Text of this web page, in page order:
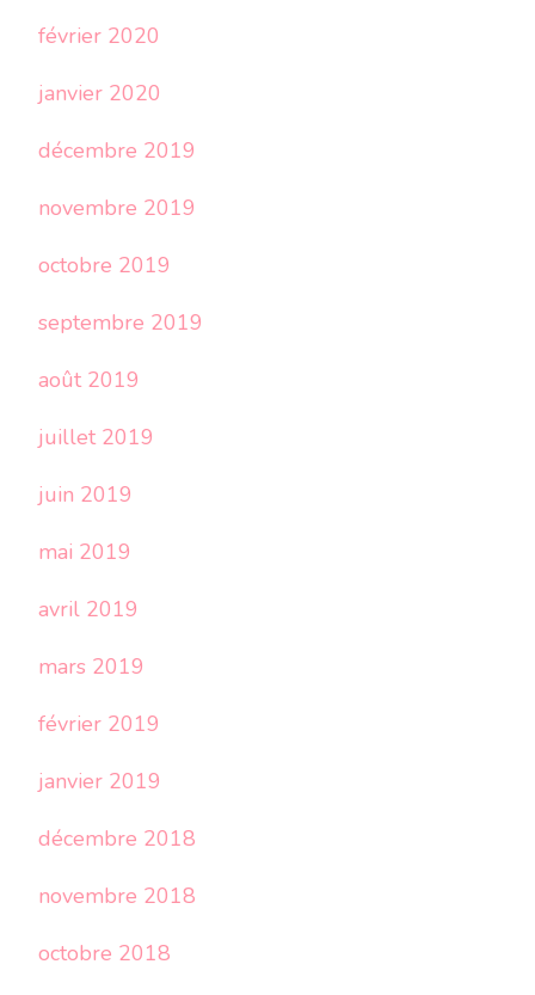
février 2020
janvier 2020
décembre 2019
novembre 2019
octobre 2019
septembre 2019
août 2019
juillet 2019
juin 2019
mai 2019
avril 2019
mars 2019
février 2019
janvier 2019
décembre 2018
novembre 2018
octobre 2018